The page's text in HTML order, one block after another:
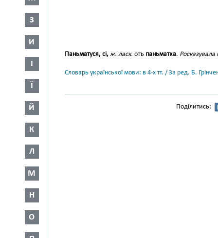
З
И
І
Ї
Й
К
Л
М
Н
О
Паньматуся, сі, ж. ласк. отъ паньматка. Росказувала
Словарь української мови: в 4-х тт. / За ред. Б.
Поділитись: